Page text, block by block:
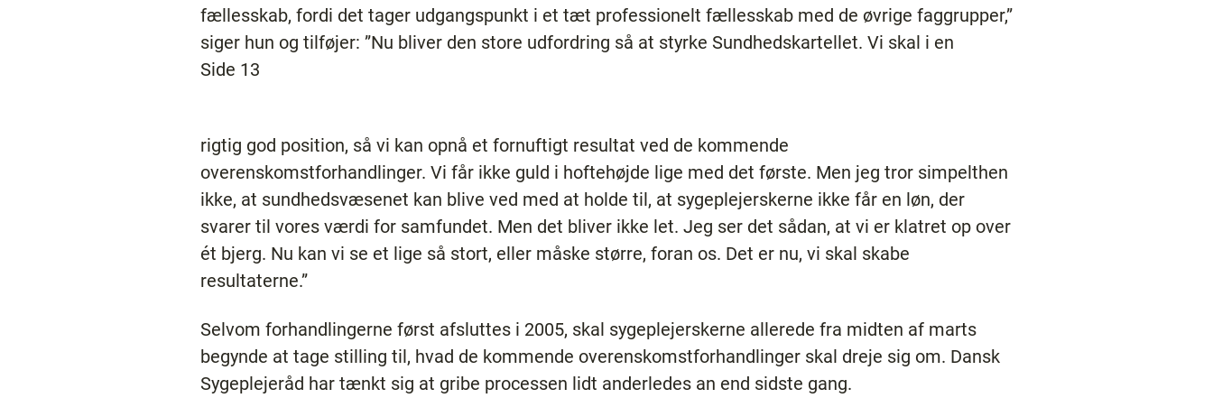
fællesskab, fordi det tager udgangspunkt i et tæt professionelt fællesskab med de øvrige faggrupper,”
siger hun og tilføjer: ”Nu bliver den store udfordring så at styrke Sundhedskartellet. Vi skal i en
Side 13
rigtig god position, så vi kan opnå et fornuftigt resultat ved de kommende
overenskomstforhandlinger. Vi får ikke guld i hoftehøjde lige med det første. Men jeg tror simpelthen
ikke, at sundhedsvæsenet kan blive ved med at holde til, at sygeplejerskerne ikke får en løn, der
svarer til vores værdi for samfundet. Men det bliver ikke let. Jeg ser det sådan, at vi er klatret op over
ét bjerg. Nu kan vi se et lige så stort, eller måske større, foran os. Det er nu, vi skal skabe
resultaterne.”
Selvom forhandlingerne først afsluttes i 2005, skal sygeplejerskerne allerede fra midten af marts
begynde at tage stilling til, hvad de kommende overenskomstforhandlinger skal dreje sig om. Dansk
Sygeplejeråd har tænkt sig at gribe processen lidt anderledes an end sidste gang.